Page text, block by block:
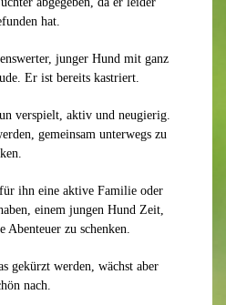
hat.
junger Hund mit ganz
Er ist bereits kastriert.
verspielt, aktiv und neugierig.
gemeinsam unterwegs zu
ihn eine aktive Familie oder
einem jungen Hund Zeit,
Abenteuer zu schenken.
gekürzt werden, wächst aber
nach.